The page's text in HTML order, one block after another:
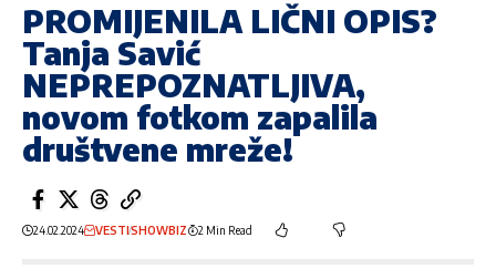
PROMIJENILA LIČNI OPIS?
Tanja Savić
NEPREPOZNATLJIVA,
novom fotkom zapalila
društvene mreže!
24.02.2024 VESTISHOWBIZ 2 Min Read